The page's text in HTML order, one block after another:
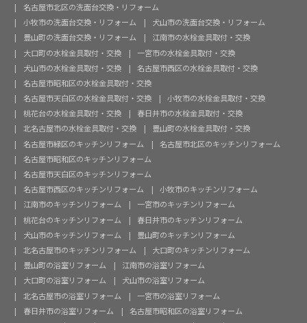
名古屋市北区の洗面台交換・リフォーム
小牧市の洗面台交換・リフォーム
犬山市の洗面台交換・リフォーム
豊山町の洗面台交換・リフォーム
江南市の水栓金具取付・交換
大口町の水栓金具取付・交換
一宮市の水栓金具取付・交換
犬山市の水栓金具取付・交換
名古屋市西区の水栓金具取付・交換
名古屋市昭和区の水栓金具取付・交換
名古屋市天白区の水栓金具取付・交換
小牧市の水栓金具取付・交換
桃花台の水栓金具取付・交換
春日井市の水栓金具取付・交換
北名古屋市の水栓金具取付・交換
豊山町の水栓金具取付・交換
名古屋市緑区のキッチンリフォーム
名古屋市北区のキッチンリフォーム
名古屋市昭和区のキッチンリフォーム
名古屋市天白区のキッチンリフォーム
名古屋市西区のキッチンリフォーム
小牧市のキッチンリフォーム
江南市のキッチンリフォーム
一宮市のキッチンリフォーム
桃花台のキッチンリフォーム
春日井市のキッチンリフォーム
犬山市のキッチンリフォーム
豊山町のキッチンリフォーム
北名古屋市のキッチンリフォーム
大口町のキッチンリフォーム
豊山町の浴室リフォーム
江南市の浴室リフォーム
大口町の浴室リフォーム
犬山市の浴室リフォーム
北名古屋市の浴室リフォーム
一宮市の浴室リフォーム
春日井市の浴室リフォーム
名古屋市昭和区の浴室リフォーム